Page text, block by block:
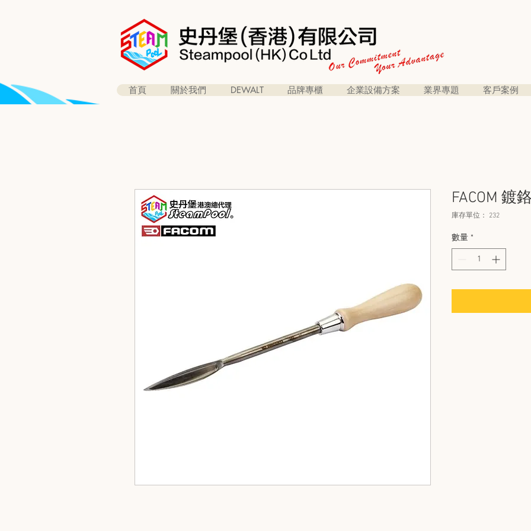
首頁 關於我們 DEWALT 品牌專櫃 企業設備方案 業界專題 客戶案例
FACOM 鍍
庫存單位： 232
數量 *